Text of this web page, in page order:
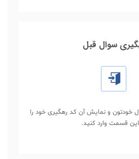
سوال قبل
خودتون و نمایش آن کد رهگیری خود را
قسمت وارد کنید.